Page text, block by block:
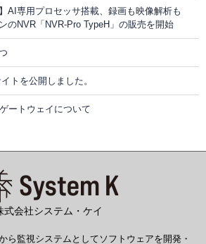
AI専用プロセッサ搭載、録画も映像解析も
のNVR「NVR-Pro TypeH」の販売を開始
トを公開しました。
ートウェイについて
式会社システム・ケイ
ら監視システムとしてソフトウェアを開発・